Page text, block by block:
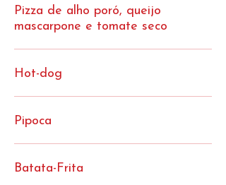
Pizza de alho poró, queijo
mascarpone e tomate seco
Hot-dog
Pipoca
Batata-Frita